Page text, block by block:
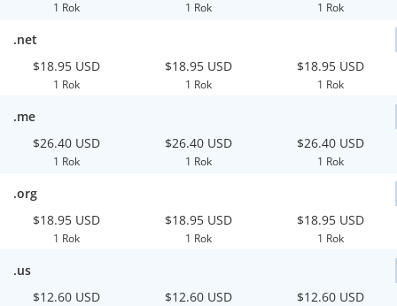
1 Rok 1 Rok 1 Rok
.net
$18.95 USD
1 Rok
$18.95 USD
1 Rok
$18.95 USD
1 Rok
.me
$26.40 USD
1 Rok
$26.40 USD
1 Rok
$26.40 USD
1 Rok
.org
$18.95 USD
1 Rok
$18.95 USD
1 Rok
$18.95 USD
1 Rok
.us
$12.60 USD
$12.60 USD $12.60 USD